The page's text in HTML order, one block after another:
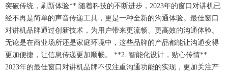
突破传统，刷新体验** 随着科技的不断进步，2023年的窗口对讲机已
经不再是简单的声音传递工具，更是一种全新的沟通体验。最佳窗口
对讲机品牌通过创新技术，为用户带来更流畅、更高效的沟通体验。
无论是在商业场所还是家庭环境中，这些品牌的产品都能让沟通变得
更加便捷，让信息传递更加顺畅。 **2. 智能化设计，贴心传情**
2023年的最佳窗口对讲机品牌不仅注重沟通功能的实现，更加关注产